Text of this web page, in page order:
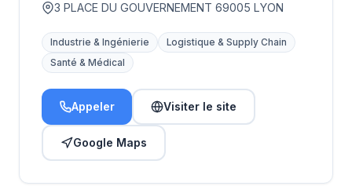
3 PLACE DU GOUVERNEMENT 69005 LYON
Industrie & Ingénierie
Logistique & Supply Chain
Santé & Médical
Appeler Visiter le site
Google Maps